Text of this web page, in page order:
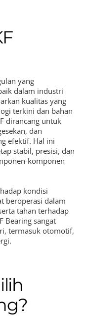
yang
dalam industri
kualitas yang
terkini dan bahan
dirancang untuk
dan
efektif. Hal ini
stabil, presisi, dan
komponen
kondisi
beroperasi dalam
tahan terhadap
Bearing sangat
termasuk otomotif,